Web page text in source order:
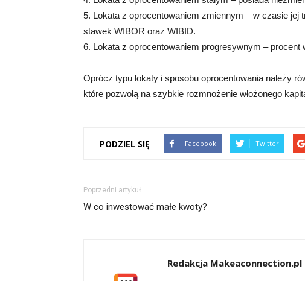
5. Lokata z oprocentowaniem zmiennym – w czasie jej
stawek WIBOR oraz WIBID.
6. Lokata z oprocentowaniem progresywnym –
Oprócz typu lokaty i sposobu oprocentowania należy
które pozwolą na szybkie rozmnożenie włożonego
PODZIEL SIĘ Facebook Twitter
Poprzedni artykuł
W co inwestować małe kwoty?
Redakcja Makeaconnection.pl